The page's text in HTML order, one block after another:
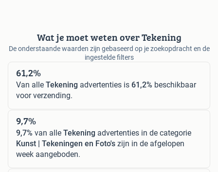
Wat je moet weten over Tekening
De onderstaande waarden zijn gebaseerd op je zoekopdracht en de
ingestelde filters
61,2%
Van alle Tekening advertenties is 61,2% beschikbaar
voor verzending.
9,7%
9,7% van alle Tekening advertenties in de categorie
Kunst | Tekeningen en Foto's zijn in de afgelopen
week aangeboden.